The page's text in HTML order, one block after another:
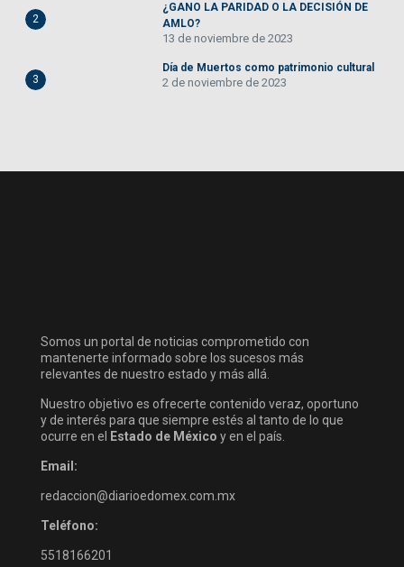
2
¿GANO LA PARIDAD O LA DECISIÓN DE
AMLO?
13 de noviembre de 2023
3
Día de Muertos como patrimonio cultural
2 de noviembre de 2023
Somos un portal de noticias comprometido con
mantenerte informado sobre los sucesos más
relevantes de nuestro estado y más allá.
Nuestro objetivo es ofrecerte contenido veraz, oportuno
y de interés para que siempre estés al tanto de lo que
ocurre en el
Estado de México y en el país.
Email:
redaccion@diarioedomex.com.mx
Teléfono:
5518166201